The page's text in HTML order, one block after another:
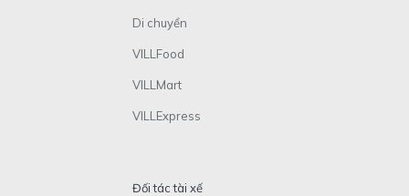
Di chuyển
VILLFood
VILLMart
VILLExpress
Đối tác tài xế